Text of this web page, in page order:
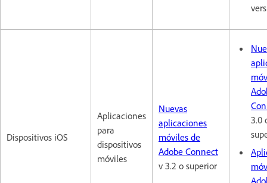
Dispositivos iOS
Aplicaciones
para
dispositivos
móviles
Nuevas
aplicaciones
móviles de
Adobe Connect
v 3.2 o superior
3.0